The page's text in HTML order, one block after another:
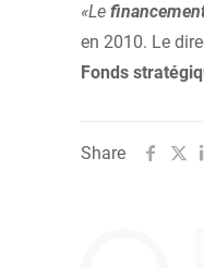
«Le
en 2010. Le
Fonds
Share